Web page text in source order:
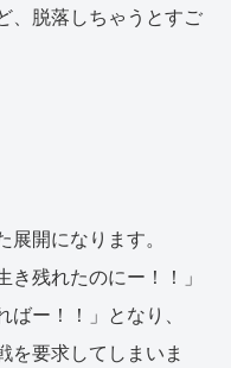
、脱落しちゃうとすご
開になります。
残れたのにー！！」
ばー！！」となり、
を要求してしまいま